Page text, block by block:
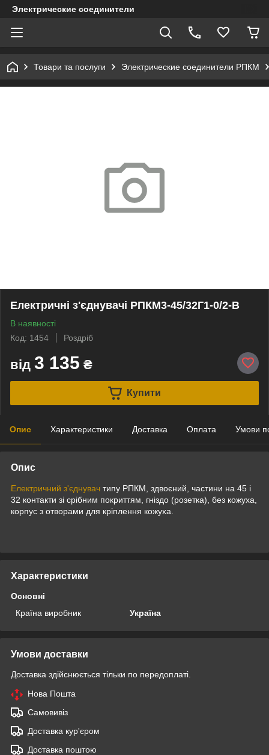
Электрические соединители
Товари та послуги Электрические соединители РПКМ
Електричні з'єднувачі РПКМ3-45/32Г1-0/2-В
В наявності
Код: 1454
Роздріб
від 3 135 ₴
Купити
Опис Характеристики Доставка Оплата Умови
Опис
Електричний з'єднувач типу РПКМ, здвоєний, частини на 45 і
32 контакти зі срібним покриттям, гніздо (розетка), без кожуха,
корпус з отворами для кріплення кожуха.
Характеристики
Основні
Країна виробник
Україна
Умови доставки
Доставка здійснюється тільки по передоплаті.
Нова Пошта
Самовивіз
Доставка кур'єром
Доставка поштою